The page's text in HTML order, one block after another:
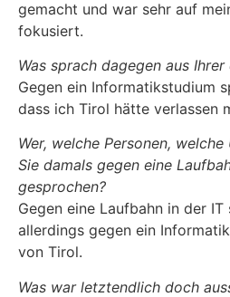
gemacht und war sehr auf
fokusiert.
Was sprach dagegen aus
Gegen ein Informatikstudium
dass ich Tirol hätte verlassen
Wer, welche Personen,
Sie damals gegen eine
gesprochen?
Gegen eine Laufbahn in der IT
allerdings gegen ein
von Tirol.
Was war letztendlich doch